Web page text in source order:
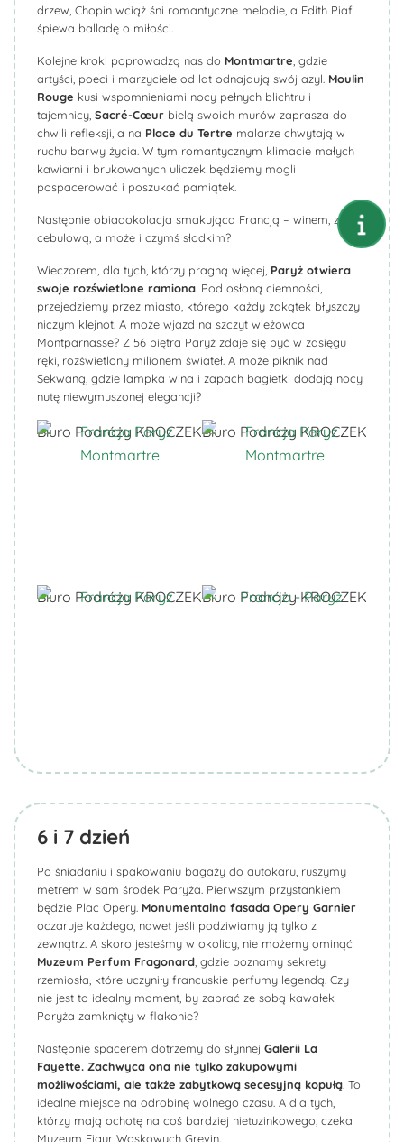
drzew, Chopin wciąż śni romantyczne melodie, a Edith Piaf
śpiewa balladę o miłości.
Kolejne kroki poprowadzą nas do Montmartre , gdzie
artyści, poeci i marzyciele od lat odnajdują swój azyl. Moulin
Rouge kusi wspomnieniami nocy pełnych blichtru i
tajemnicy, Sacré-Cœur bielą swoich murów zaprasza do
chwili refleksji, a na Place du Tertre malarze chwytają w
ruchu barwy życia. W tym romantycznym klimacie małych
kawiarni i brukowanych uliczek będziemy mogli
pospacerować i poszukać pamiątek.
Następnie obiadokolacja smakująca Francją – winem, zupą
cebulową, a może i czymś słodkim?
Wieczorem, dla tych, którzy pragną więcej, Paryż otwiera
swoje rozświetlone ramiona . Pod osłoną ciemności,
przejedziemy przez miasto, którego każdy zakątek błyszczy
niczym klejnot. A może wjazd na szczyt wieżowca
Montparnasse? Z 56 piętra Paryż zdaje się być w zasięgu
ręki, rozświetlony milionem świateł. A może piknik nad
Sekwaną, gdzie lampka wina i zapach bagietki dodają nocy
nutę niewymuszonej elegancji?
Biuro Podróży KROCZEKBiuro Podróży KROCZEK
Biuro Podróży KROCZEKBiuro Podróży KROCZEK
6 i 7 dzień
Po śniadaniu i spakowaniu bagaży do autokaru, ruszymy
metrem w sam środek Paryża. Pierwszym przystankiem
będzie Plac Opery. Monumentalna fasada Opery Garnier
oczaruje każdego, nawet jeśli podziwiamy ją tylko z
zewnątrz. A skoro jesteśmy w okolicy, nie możemy ominąć
Muzeum Perfum Fragonard , gdzie poznamy sekrety
rzemiosła, które uczyniły francuskie perfumy legendą. Czy
nie jest to idealny moment, by zabrać ze sobą kawałek
Paryża zamknięty w flakonie?
Następnie spacerem dotrzemy do słynnej Galerii La
Fayette. Zachwyca ona nie tylko zakupowymi
możliwościami, ale także zabytkową secesyjną kopułą . To
idealne miejsce na odrobinę wolnego czasu. A dla tych,
którzy mają ochotę na coś bardziej nietuzinkowego, czeka
Muzeum Figur Woskowych Grevin.